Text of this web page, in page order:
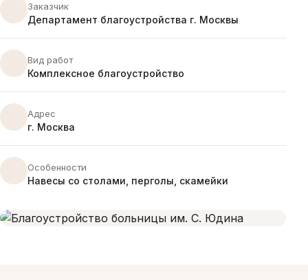
Заказчик
Департамент благоустройства г. Москвы
Вид работ
Комплексное благоустройство
Адрес
г. Москва
Особенности
Навесы со столами, перголы, скамейки